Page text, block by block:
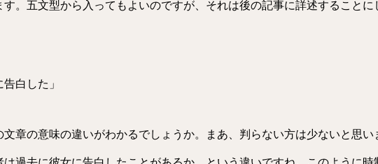
。五文型から入ってもよいのですが、それは後の記事に詳述すること
白した」
章の意味の違いがわかるでしょうか。まあ、判らない方は少ないと思